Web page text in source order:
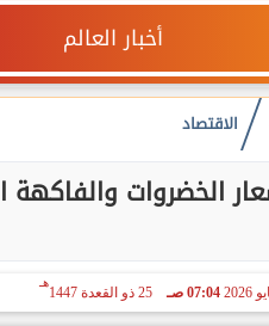
أخبار العالم
الاقتصاد
07:04 صـ 25 ذو القعدة 1447
هـ